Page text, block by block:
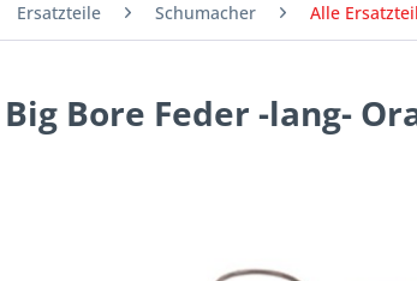
Ersatzteile Schumacher Alle
Big Bore Feder -lang-